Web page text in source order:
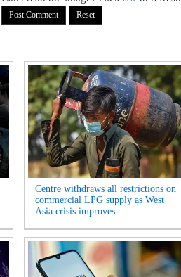
Centre withdraws all restrictions on
commercial LPG supply as West
Asia crisis improves...